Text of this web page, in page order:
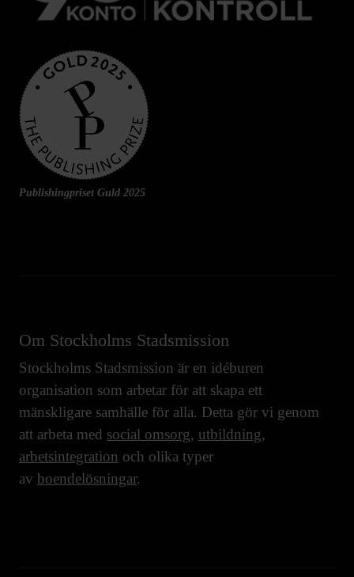
Publishingpriset Guld 2025
Om Stockholms Stadsmission
Stockholms Stadsmission är en idéburen
organisation som arbetar för att skapa ett
mänskligare samhälle för alla. Detta gör vi genom
att arbeta med social omsorg, utbildning,
arbetsintegration och olika typer
av boendelösningar.